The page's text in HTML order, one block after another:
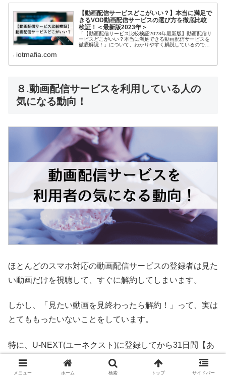
【動画配信サービスどこがいい？】本当に満足で
きるVOD動画配信サービスの選び方を徹底比較
検証！＜最新版2023年＞
「【動画配信サービス比較検証2023年最新版】動画配信サ
ービスどこがいい？本当に満足できる動画配信サービスを
徹底解説！」について、わかりやすく解説しているので、
iotmafia.com
８.動画配信サービスを利用している人の
気になる動向！
ほとんどのスマホ対応の動画配信サービスの登録者は見た
い動画だけを視聴して、すぐに解約してしまいます。
しかし、「見たい動画を見終わったら解約！」って、実は
とてももったいないことをしています。
特に、U-NEXT(ユーネクスト)に登録してから31日間【あ
こがれの色彩】だけではなく、話題のドラマや映画、アニ
メなど、多くの作品が「無料視聴できる！」ので楽しまな
メニュー ホーム 検索 トップ サイドバー